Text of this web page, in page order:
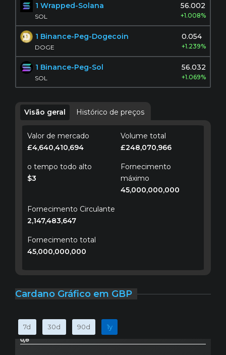
1 Wrapped-Solana
SOL
56.002
+1.008%
1 Binance-Peg-Dogecoin
DOGE
0.054
+1.239%
1 Binance-Peg-Sol
SOL
56.032
+1.069%
Visão geral Histórico de preços
Valor de mercado
£4,640,410,694
o tempo todo alto
$3
Volume total
£248,070,966
Fornecimento
máximo
45,000,000,000
Fornecimento Circulante
2,147,483,647
Fornecimento total
45,000,000,000
Cardano Gráfico em GBP
7d 30d 90d 1y
0,8